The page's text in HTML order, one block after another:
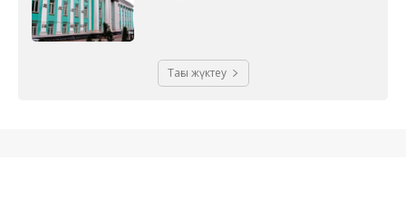
Тағы жүктеу